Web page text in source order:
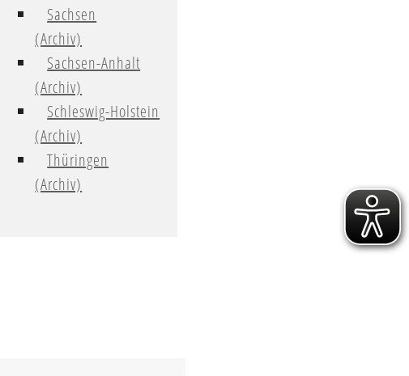
Sachsen
(Archiv)
Sachsen-Anhalt
(Archiv)
Schleswig-Holstein
(Archiv)
Thüringen
(Archiv)